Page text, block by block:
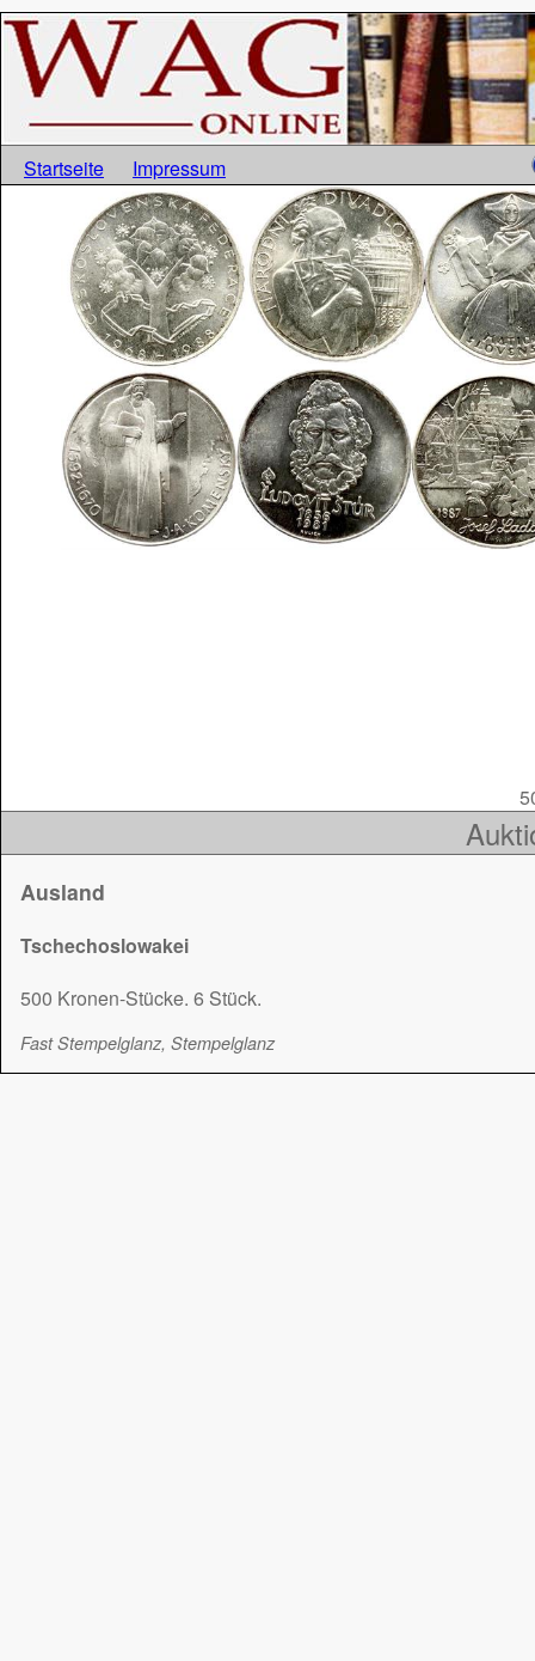
Startseite Impressum
Ausland
Tschechoslowakei
500 Kronen-Stücke. 6 Stück.
Fast Stempelglanz, Stempelglanz